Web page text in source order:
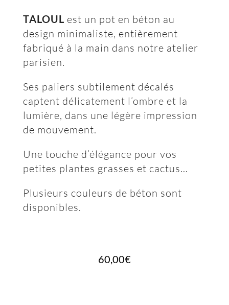
TALOUL est un pot en béton au
design minimaliste, entièrement
fabriqué à la main dans notre atelier
parisien.
Ses paliers subtilement décalés
captent délicatement l’ombre et la
lumière, dans une légère impression
de mouvement.
Une touche d’élégance pour vos
petites plantes grasses et cactus…
Plusieurs couleurs de béton sont
disponibles.
60,00€